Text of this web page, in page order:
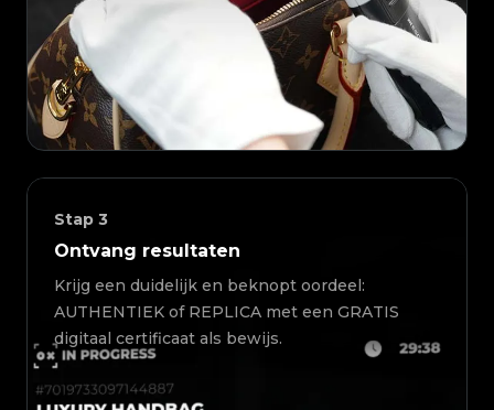
Stap 3
Ontvang resultaten
Krijg een duidelijk en beknopt oordeel:
AUTHENTIEK of REPLICA met een GRATIS
digitaal certificaat als bewijs.